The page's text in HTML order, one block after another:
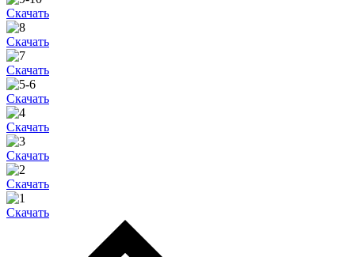
Скачать
Скачать
Скачать
Скачать
Скачать
Скачать
Скачать
Скачать